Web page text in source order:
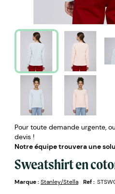
Pour toute demande urgente,
devis !
Notre équipe trouvera une
Sweatshirt en
Marque :Stanley/Stella Ref :